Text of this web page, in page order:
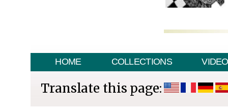
HOME COLLECTIONS VIDEO
Translate this page: